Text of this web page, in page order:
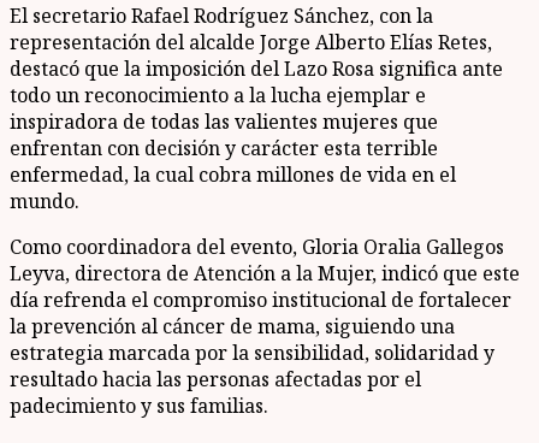
El secretario Rafael Rodríguez Sánchez, con la
representación del alcalde Jorge Alberto Elías Retes,
destacó que la imposición del Lazo Rosa significa ante
todo un reconocimiento a la lucha ejemplar e
inspiradora de todas las valientes mujeres que
enfrentan con decisión y carácter esta terrible
enfermedad, la cual cobra millones de vida en el
mundo.
Como coordinadora del evento, Gloria Oralia Gallegos
Leyva, directora de Atención a la Mujer, indicó que este
día refrenda el compromiso institucional de fortalecer
la prevención al cáncer de mama, siguiendo una
estrategia marcada por la sensibilidad, solidaridad y
resultado hacia las personas afectadas por el
padecimiento y sus familias.